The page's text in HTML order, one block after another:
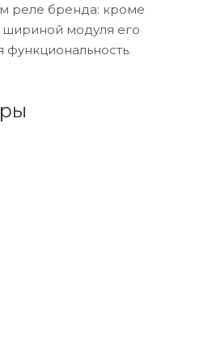
реле бренда: кроме
шириной модуля его